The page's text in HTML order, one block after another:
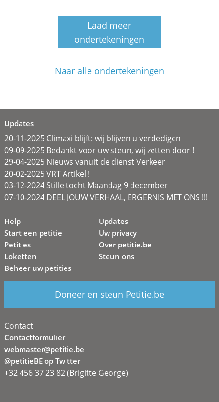
Laad meer
ondertekeningen
Naar alle ondertekeningen
Updates
20-11-2025 Climaxi blijft: wij blijven u verdedigen
09-09-2025 Bedankt voor uw steun, wij zetten door !
29-04-2025 Nieuws vanuit de dienst Verkeer
20-02-2025 VRT Artikel !
03-12-2024 Stille tocht Maandag 9 december
07-10-2024 DEEL JOUW VERHAAL, ERGERNIS MET ONS !!!
Help
Start een petitie
Petities
Loketten
Beheer uw petities
Updates
Uw privacy
Over petitie.be
Steun ons
Doneer en steun Petitie.be
Contact
Contactformulier
webmaster@petitie.be
@petitieBE op Twitter
+32 456 37 23 82 (Brigitte George)